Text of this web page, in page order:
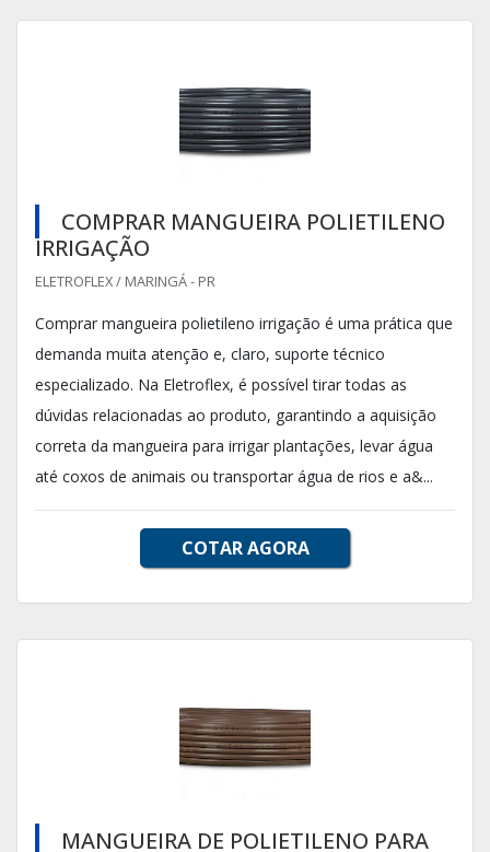
COMPRAR MANGUEIRA POLIETILENO
IRRIGAÇÃO
ELETROFLEX / MARINGÁ - PR
Comprar mangueira polietileno irrigação é uma prática que
demanda muita atenção e, claro, suporte técnico
especializado. Na Eletroflex, é possível tirar todas as
dúvidas relacionadas ao produto, garantindo a aquisição
correta da mangueira para irrigar plantações, levar água
até coxos de animais ou transportar água de rios e a&...
COTAR AGORA
MANGUEIRA DE POLIETILENO PARA